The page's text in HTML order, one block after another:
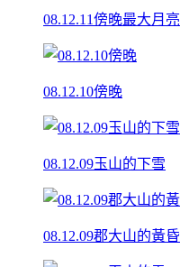
08.12.11傍晚最大月亮
08.12.10傍晚
08.12.09玉山的下雪
08.12.09郡大山的黃昏